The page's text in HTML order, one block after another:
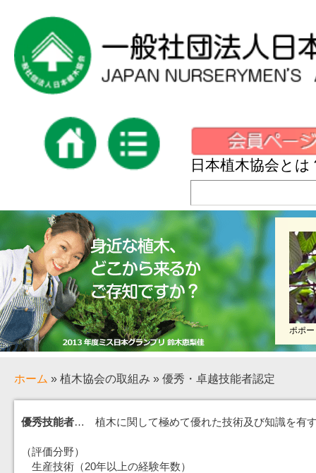
日本植木協会とは
ポポー
ホーム » 植木協会の取組み » 優秀・卓越技能者認定
優秀技能者… 植木に関して極めて優れた技術及び知識を有
（評価分野）
生産技術（20年以上の経験年数）